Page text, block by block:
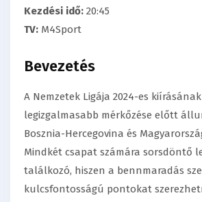
Kezdési idő: 20:45
TV: M4Sport
Bevezetés
A Nemzetek Ligája 2024-es
legizgalmasabb mérkőzése előtt
Bosznia-Hercegovina és
Mindkét csapat számára sorsdöntő
találkozó, hiszen a bennmaradás
kulcsfontosságú pontokat